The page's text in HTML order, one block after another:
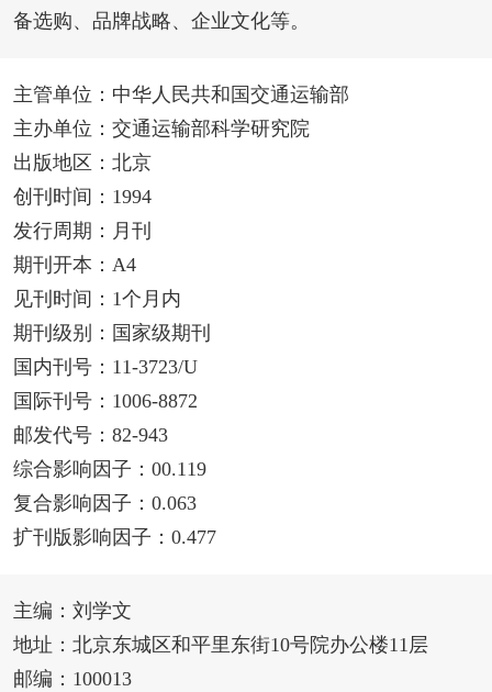
备选购、品牌战略、企业文化等。
主管单位：中华人民共和国交通运输部
主办单位：交通运输部科学研究院
出版地区：北京
创刊时间：1994
发行周期：月刊
期刊开本：A4
见刊时间：1个月内
期刊级别：国家级期刊
国内刊号：11-3723/U
国际刊号：1006-8872
邮发代号：82-943
综合影响因子：00.119
复合影响因子：0.063
扩刊版影响因子：0.477
主编：刘学文
地址：北京东城区和平里东街10号院办公楼11层
邮编：100013